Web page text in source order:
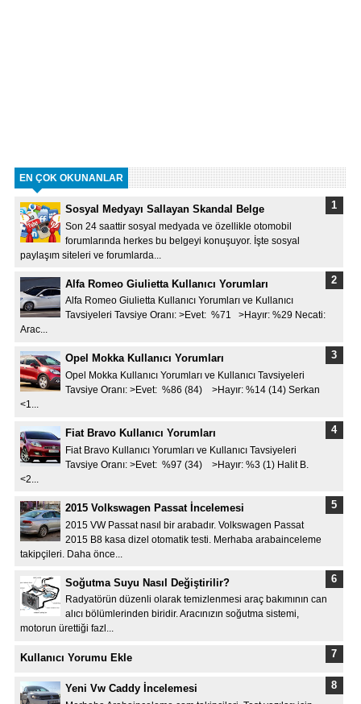
EN ÇOK OKUNANLAR
Sosyal Medyayı Sallayan Skandal Belge
Son 24 saattir sosyal medyada ve özellikle otomobil
forumlarında herkes bu belgeyi konuşuyor. İşte sosyal
paylaşım siteleri ve forumlarda...
Alfa Romeo Giulietta Kullanıcı Yorumları
Alfa Romeo Giulietta Kullanıcı Yorumları ve Kullanıcı
Tavsiyeleri Tavsiye Oranı: >Evet: %71 >Hayır: %29 Necati:
Arac...
Opel Mokka Kullanıcı Yorumları
Opel Mokka Kullanıcı Yorumları ve Kullanıcı Tavsiyeleri
Tavsiye Oranı: >Evet: %86 (84) >Hayır: %14 (14) Serkan
<1...
Fiat Bravo Kullanıcı Yorumları
Fiat Bravo Kullanıcı Yorumları ve Kullanıcı Tavsiyeleri
Tavsiye Oranı: >Evet: %97 (34) >Hayır: %3 (1) Halit B.
<2...
2015 Volkswagen Passat İncelemesi
2015 VW Passat nasıl bir arabadır. Volkswagen Passat
2015 B8 kasa dizel otomatik testi. Merhaba arabainceleme
takipçileri. Daha önce...
Soğutma Suyu Nasıl Değiştirilir?
Radyatörün düzenli olarak temizlenmesi araç bakımının can
alıcı bölümlerinden biridir. Aracınızın soğutma sistemi,
motorun ürettiği fazl...
Kullanıcı Yorumu Ekle
Yeni Vw Caddy İncelemesi